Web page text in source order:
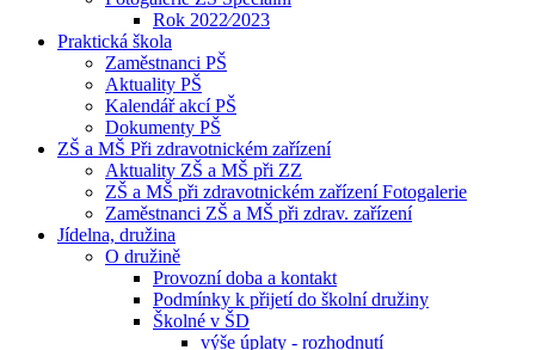
Rok 2022⁄2023
Praktická škola
Zaměstnanci PŠ
Aktuality PŠ
Kalendář akcí PŠ
Dokumenty PŠ
ZŠ a MŠ Při zdravotnickém zařízení
Aktuality ZŠ a MŠ při ZZ
ZŠ a MŠ při zdravotnickém zařízení Fotogalerie
Zaměstnanci ZŠ a MŠ při zdrav. zařízení
Jídelna, družina
O družině
Provozní doba a kontakt
Podmínky k přijetí do školní družiny
Školné v ŠD
výše úplaty - rozhodnutí